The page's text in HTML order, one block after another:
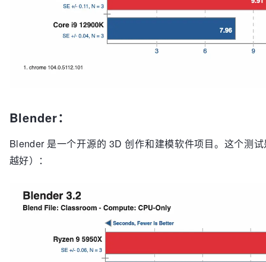
Blender：
Blender 是一个开源的 3D 创作和建模软件项目。这个测
越好）：